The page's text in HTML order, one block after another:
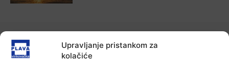
Upravljanje pristankom za
kolačiće
POVEZANE VIJESTI